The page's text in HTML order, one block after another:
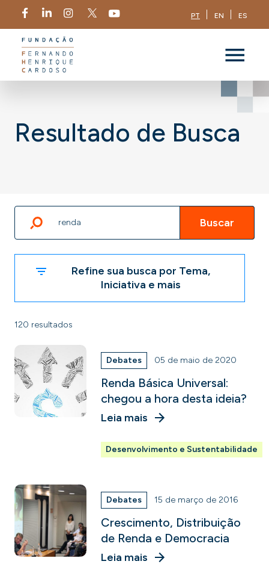
PT EN ES
Resultado de Busca
Buscar
Refine sua busca por Tema,
Iniciativa e mais
120 resultados
Debates 05 de maio de 2020
Renda Básica Universal:
chegou a hora desta ideia?
Leia mais
Desenvolvimento e Sustentabilidade
Debates 15 de março de 2016
Crescimento, Distribuição
de Renda e Democracia
Leia mais